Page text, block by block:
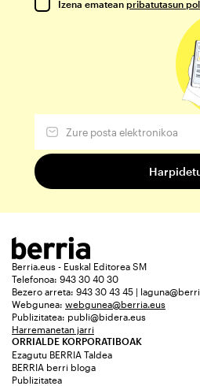
Izena ematean pribatutasun
Berria.eus - Euskal Editorea SM
Telefonoa: 943 30 40 30
Bezero arreta: 943 30 43 45 |
Webgunea: webgunea@berria.eus
Publizitatea: publi@bidera.eus
Harremanetan jarri
ORRIALDE KORPORATIBOAK
Ezagutu BERRIA Taldea
BERRIA berri bloga
Publizitatea